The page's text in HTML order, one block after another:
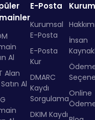
Al
Alan
Al
E-Posta
Kurumsal
E-Posta
E-Posta
Kur
DMARC
Kaydı
Sorgulama
DKIM Kaydı
İnsan
Online